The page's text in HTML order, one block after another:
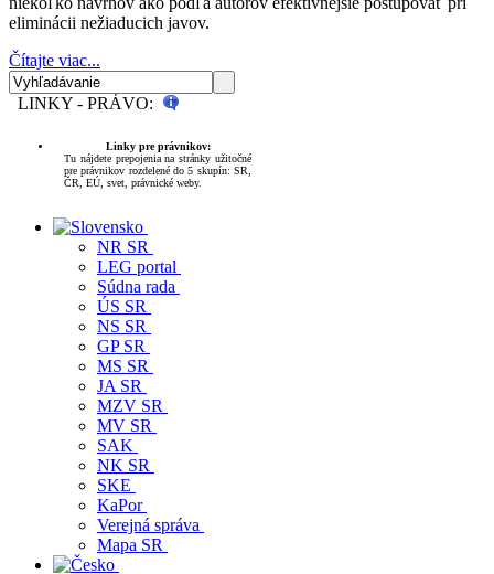
eliminácii nežiaducich javov.
Čítajte viac...
LINKY - PRÁVO:
Linky pre právnikov:
Tu nájdete prepojenia na stránky užitočné
pre právnikov rozdelené do 5 skupín: SR,
ČR, EÚ, svet, právnické weby.
NR SR
LEG portal
Súdna rada
ÚS SR
NS SR
GP SR
MS SR
JA SR
MZV SR
MV SR
SAK
NK SR
SKE
KaPor
Verejná správa
Mapa SR